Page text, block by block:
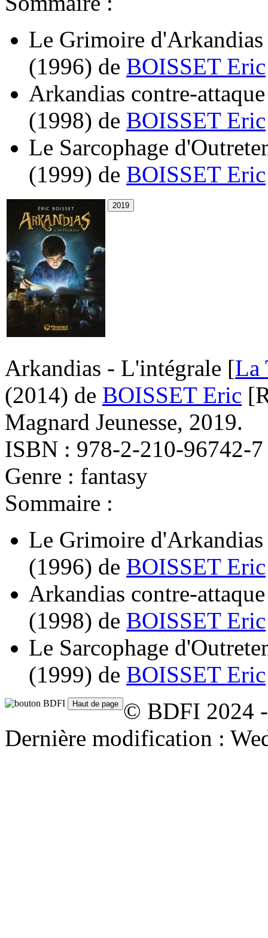
Le Grimoire
(1996) de BOISSET Eric
Arkandias contre-
(1998) de BOISSET Eric
Le Sarcophage
(1999) de BOISSET Eric
Arkandias - L'intégrale [La
(2014) de BOISSET Eric
Magnard Jeunesse, 2019.
ISBN : 978-2-210-96742-7
Genre : fantasy
Sommaire :
Le Grimoire
(1996) de BOISSET Eric
Arkandias contre-
(1998) de BOISSET Eric
Le Sarcophage
(1999) de BOISSET Eric
© BDFI 2024
Dernière modification :